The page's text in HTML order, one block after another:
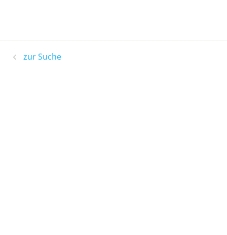
zur Suche